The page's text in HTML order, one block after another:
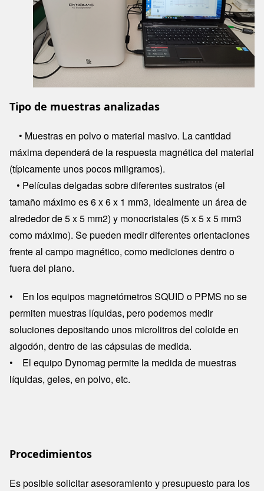
Tipo de muestras analizadas
• Muestras en polvo o material masivo. La cantidad
máxima dependerá de la respuesta magnética del material
(típicamente unos pocos miligramos).
• Películas delgadas sobre diferentes sustratos (el
tamaño máximo es 6 x 6 x 1 mm3, idealmente un área de
alrededor de 5 x 5 mm2) y monocristales (5 x 5 x 5 mm3
como máximo). Se pueden medir diferentes orientaciones
frente al campo magnético, como mediciones dentro o
fuera del plano.
• En los equipos magnetómetros SQUID o PPMS no se
permiten muestras líquidas, pero podemos medir
soluciones depositando unos microlitros del coloide en
algodón, dentro de las cápsulas de medida.
• El equipo Dynomag permite la medida de muestras
líquidas, geles, en polvo, etc.
Procedimientos
Es posible solicitar asesoramiento y presupuesto para los